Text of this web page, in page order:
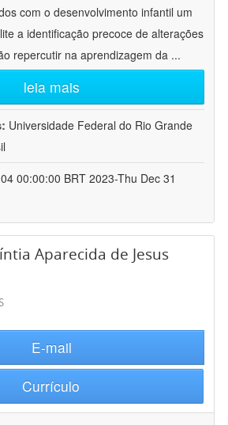
com o desenvolvimento infantil um
a identificação precoce de alterações
repercutir na aprendizagem da ...
leia mais
Universidade Federal do Rio Grande
00:00:00 BRT 2023-Thu Dec 31
Aparecida de Jesus
E-mail
Currículo